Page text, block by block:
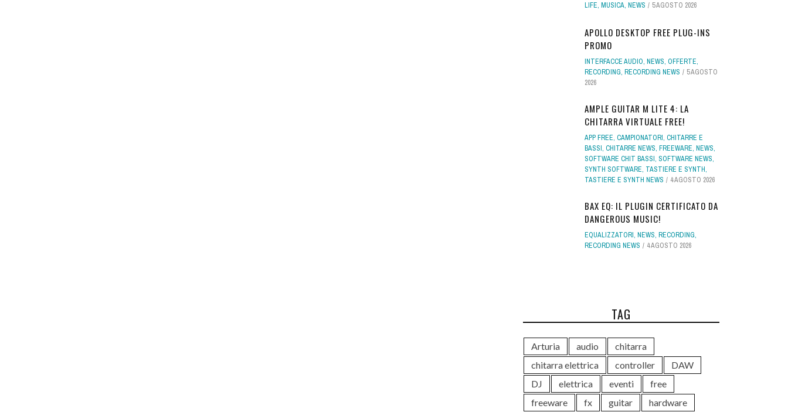
LIFE, MUSICA, NEWS 5 AGOSTO 2026
APOLLO DESKTOP FREE PLUG-INS
PROMO
INTERFACCE AUDIO, NEWS, OFFERTE,
RECORDING, RECORDING NEWS
5 AGOSTO
2026
AMPLE GUITAR M LITE 4: LA
CHITARRA VIRTUALE FREE!
APP FREE, CAMPIONATORI, CHITARRE E
BASSI, CHITARRE NEWS, FREEWARE, NEWS,
SOFTWARE CHIT BASSI, SOFTWARE NEWS,
SYNTH SOFTWARE, TASTIERE E SYNTH,
TASTIERE E SYNTH NEWS
4 AGOSTO 2026
BAX EQ: IL PLUGIN CERTIFICATO DA
DANGEROUS MUSIC!
EQUALIZZATORI, NEWS, RECORDING,
RECORDING NEWS
4 AGOSTO 2026
TAG
Arturia audio
chitarra
chitarra elettrica
controller
DAW
DJ
elettrica eventi
free
freeware
fx guitar
hardware